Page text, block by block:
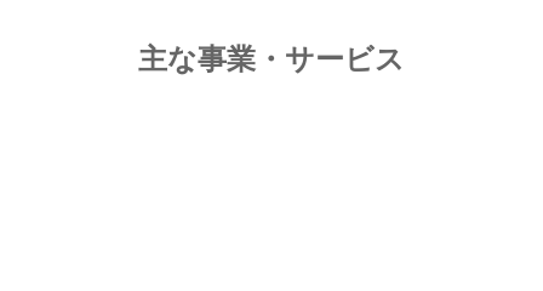
主な事業・サービス